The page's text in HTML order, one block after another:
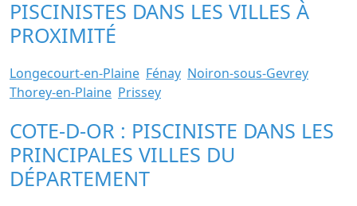
PISCINISTES DANS LES VILLES À
PROXIMITÉ
Longecourt-en-Plaine Fénay Noiron-sous-Gevrey
Thorey-en-Plaine Prissey
COTE-D-OR : PISCINISTE DANS LES
PRINCIPALES VILLES DU
DÉPARTEMENT